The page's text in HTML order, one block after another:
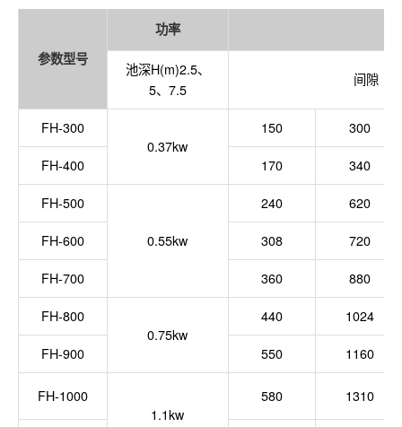
参数型号
功率
池深H(m)2.5、
5、7.5
间隙（
FH-300
0.37kw
150 300
FH-400 170 340
FH-500
0.55kw
240 620
FH-600 308 720
FH-700 360 880
FH-800
0.75kw
440 1024
FH-900 550 1160
FH-1000
1.1kw
580 1310